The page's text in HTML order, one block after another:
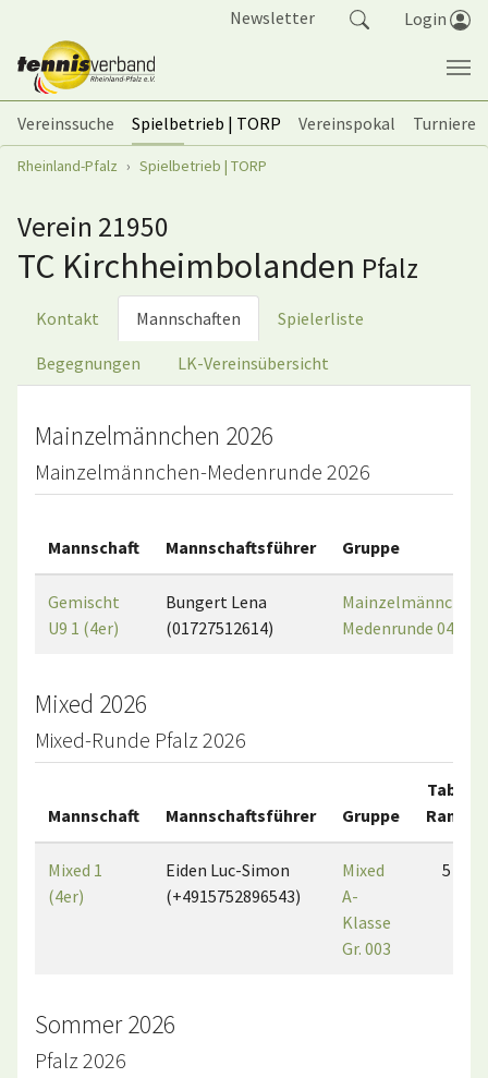
Newsletter Login
Vereinssuche Spielbetrieb | TORP Vereinspokal
Turniere
Sie sind hier:
Rheinland-Pfalz Spielbetrieb | TORP
Verein 21950
TC Kirchheimbolanden Pfalz
Kontakt Mannschaften Spielerliste
Begegnungen LK-Vereinsübersicht
Mainzelmännchen 2026
Mainzelmännchen-Medenrunde 2026
Mannschaft Mannschaftsführer Gruppe
Gemischt
U9 1 (4er)
Bungert Lena
(01727512614)
Mainzelmännchen
Medenrunde 04
Mixed 2026
Mixed-Runde Pfalz 2026
Mannschaft Mannschaftsführer Gruppe
Tab.-
Rang
Mixed 1
(4er)
Eiden Luc-Simon
(+4915752896543)
Mixed
A-
Klasse
Gr. 003
5
Sommer 2026
Pfalz 2026